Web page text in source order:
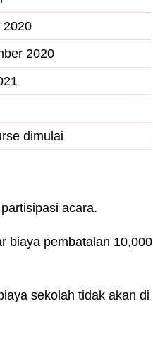
2020
2020
dimulai
acara.
biaya pembatalan 10,000
sekolah tidak akan di